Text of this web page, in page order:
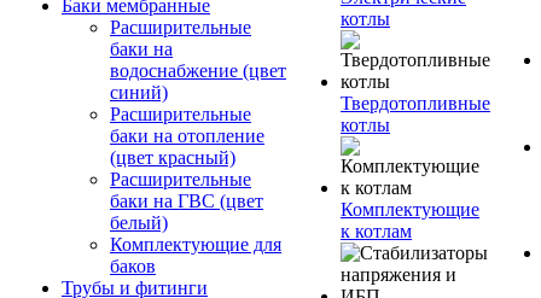
Баки мембранные
Расширительные
баки на
водоснабжение (цвет
синий)
Расширительные
баки на отопление
(цвет красный)
Расширительные
баки на ГВС (цвет
белый)
Комплектующие для
баков
Трубы и фитинги
котлы
Твердотопливные
котлы
Комплектующие
к котлам